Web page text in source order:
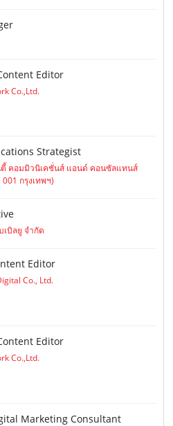
Editor
Co.,Ltd.
Strategist
คอมมิวนิเคชั่นส์ แอนด์ คอนซัลแทนส์
กรุงเทพฯ)
บิลยู จำกัด
Editor
Co., Ltd.
Editor
Co.,Ltd.
Marketing Consultant